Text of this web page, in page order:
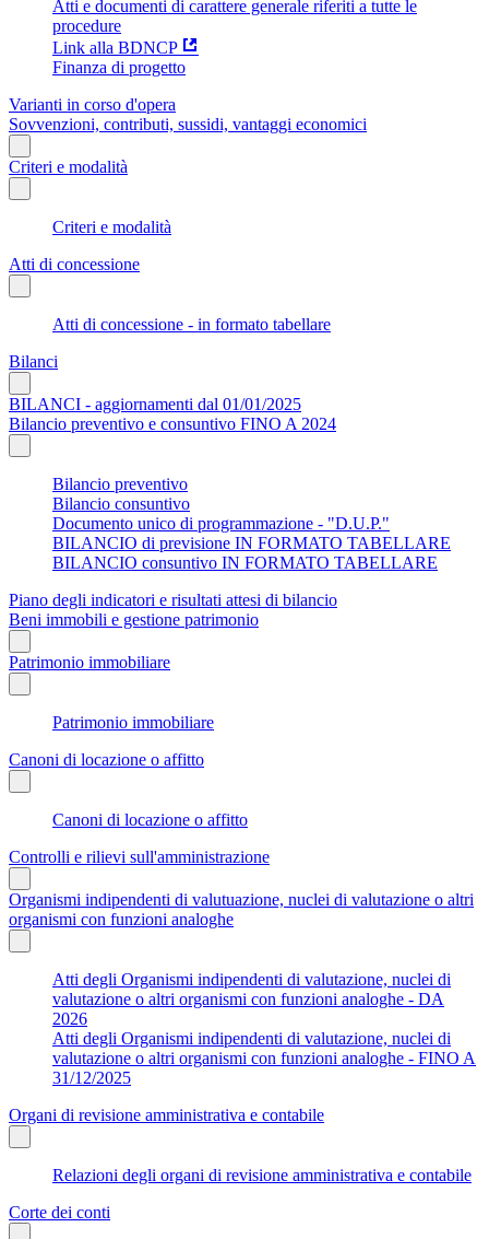
Atti e documenti di carattere generale riferiti a tutte le
procedure
Link alla BDNCP
Finanza di progetto
Varianti in corso d'opera
Sovvenzioni, contributi, sussidi, vantaggi economici
Criteri e modalità
Criteri e modalità
Atti di concessione
Atti di concessione - in formato tabellare
Bilanci
BILANCI - aggiornamenti dal 01/01/2025
Bilancio preventivo e consuntivo FINO A 2024
Bilancio preventivo
Bilancio consuntivo
Documento unico di programmazione - "D.U.P."
BILANCIO di previsione IN FORMATO TABELLARE
BILANCIO consuntivo IN FORMATO TABELLARE
Piano degli indicatori e risultati attesi di bilancio
Beni immobili e gestione patrimonio
Patrimonio immobiliare
Patrimonio immobiliare
Canoni di locazione o affitto
Canoni di locazione o affitto
Controlli e rilievi sull'amministrazione
Organismi indipendenti di valutuazione, nuclei di valutazione o altri
organismi con funzioni analoghe
Atti degli Organismi indipendenti di valutazione, nuclei di
valutazione o altri organismi con funzioni analoghe - DA
2026
Atti degli Organismi indipendenti di valutazione, nuclei di
valutazione o altri organismi con funzioni analoghe - FINO A
31/12/2025
Organi di revisione amministrativa e contabile
Relazioni degli organi di revisione amministrativa e contabile
Corte dei conti